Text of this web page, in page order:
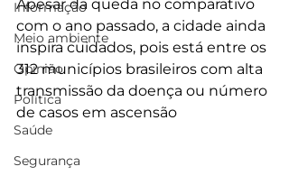
Informação
Meio ambiente
Opinião
Política
Saúde
Segurança
Apesar da queda no comparativo
com o ano passado, a cidade ainda
inspira cuidados, pois está entre os
312 municípios brasileiros com alta
transmissão da doença ou número
de casos em ascensão